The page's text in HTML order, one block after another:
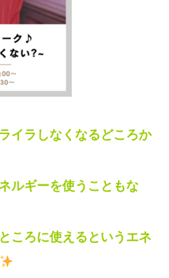
イラしなくなるどころか
ルギーを使うこともな
ころに使えるというエネ